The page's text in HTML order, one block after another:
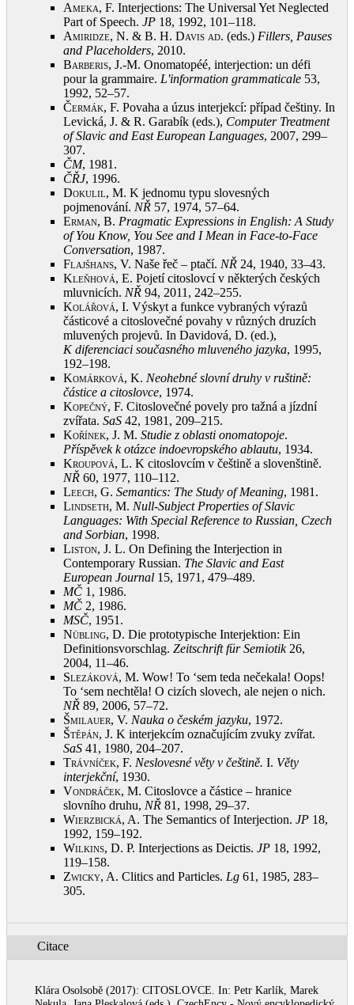
Ameka, F. Interjections: The Universal Yet Neglected
Part of Speech. JP 18, 1992, 101–118.
Amiridze, N. & B. H. Davis ad. (eds.) Fillers, Pauses
and Placeholders, 2010.
Barberis, J.-M. Onomatopéé, interjection: un défi
pour la grammaire. L'information grammaticale 53,
1992, 52–57.
Čermák, F. Povaha a úzus interjekcí: případ češtiny. In
Levická, J. & R. Garabík (eds.), Computer Treatment
of Slavic and East European Languages, 2007, 299–
307.
ČM, 1981 .
ČŘJ, 1996.
Dokulil, M. K jednomu typu slovesných
pojmenování. NŘ 57, 1974, 57–64.
Erman, B. Pragmatic Expressions in English: A Study
of You Know, You See and I Mean in Face-to-Face
Conversation, 1987.
Flajšhans, V. Naše řeč – ptačí. NŘ 24, 1940, 33–43.
Kleňhová, E. Pojetí citoslovcí v některých českých
mluvnicích. NŘ 94, 2011, 242–255.
Kolářová, I. Výskyt a funkce vybraných výrazů
částicové a citoslovečné povahy v různých druzích
mluvených projevů. In Davidová, D. (ed.),
K diferenciaci současného mluveného jazyka, 1995,
192–198.
Komárková, K. Neohebné slovní druhy v ruštině:
částice a citoslovce, 1974.
Kopečný, F. Citoslovečné povely pro tažná a jízdní
zvířata. SaS 42, 1981, 209–215.
Kořínek, J. M. Studie z oblasti onomatopoje.
Příspěvek k otázce indoevropského ablautu, 1934.
Kroupová, L. K citoslovcím v češtině a slovenštině.
NŘ 60, 1977, 110–112.
Leech, G. Semantics: The Study of Meaning, 1981 .
Lindseth, M. Null-Subject Properties of Slavic
Languages: With Special Reference to Russian, Czech
and Sorbian, 1998.
Liston, J. L. On Defining the Interjection in
Contemporary Russian. The Slavic and East
European Journal 15, 1971, 479–489.
MČ 1, 1986.
MČ 2, 1986.
MSČ, 1951 .
Nübling, D. Die prototypische Interjektion: Ein
Definitionsvorschlag. Zeitschrift für Semiotik26,
2004, 11–46.
Slezáková, M. Wow! To ‘sem teda nečekala! Oops!
To ‘sem nechtěla! O cizích slovech, ale nejen o nich.
NŘ 89, 2006, 57–72.
Šmilauer, V. Nauka o českém jazyku, 1972.
Štěpán, J. K interjekcím označujícím zvuky zvířat.
SaS 41, 1980, 204–207.
Trávníček, F. Neslovesné věty v češtině. I. Věty
interjekční, 1930.
Vondráček, M. Citoslovce a částice – hranice
slovního druhu, NŘ 81, 1998, 29–37.
Wierzbická, A. The Semantics of Interjection. JP 18,
1992, 159–192.
Wilkins, D. P. Interjections as Deictis. JP 18, 1992,
119–158.
Zwicky, A. Clitics and Particles. Lg 61, 1985, 283–
305.
Citace
Klára Osolsobě (2017): CITOSLOVCE. In: Petr Karlík, Marek